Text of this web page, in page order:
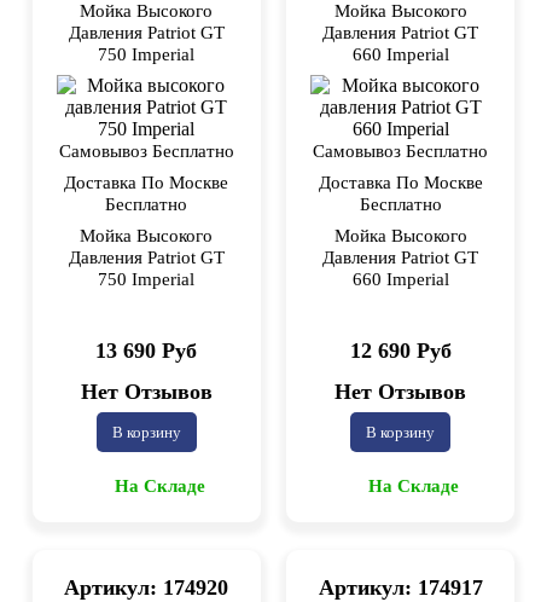
Мойка Высокого
Давления Patriot GT
750 Imperial
Самовывоз Бесплатно
Доставка По Москве
Бесплатно
Мойка Высокого
Давления Patriot GT
750 Imperial
13 690 Руб
Нет Отзывов
В корзину
На Складе
Мойка Высокого
Давления Patriot GT
660 Imperial
Самовывоз Бесплатно
Доставка По Москве
Бесплатно
Мойка Высокого
Давления Patriot GT
660 Imperial
12 690 Руб
Нет Отзывов
В корзину
На Складе
Артикул: 174920 Артикул: 174917